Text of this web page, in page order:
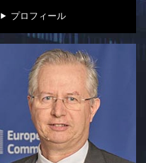
プロフィール